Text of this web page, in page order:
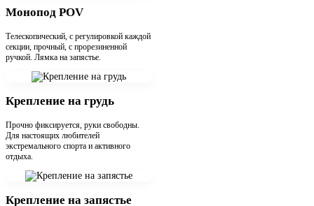
Монопод POV
Телескопический, с регулировкой каждой
секции, прочный, с прорезиненной
ручкой. Лямка на запястье.
Крепление на грудь
Прочно фиксируется, руки свободны.
Для настоящих любителей
экстремального спорта и активного
отдыха.
Крепление на запястье